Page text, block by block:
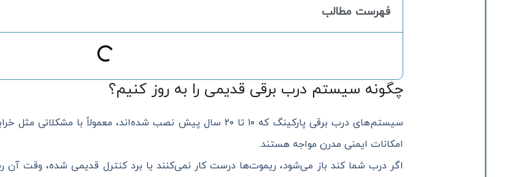
فهرست مطالب
چگونه سیستم درب برقی قدیمی را به روز کنیم؟
سیستم‌های درب برقی پارکینگ که ۱۰ تا ۲۰ سال پیش نصب شده‌اند، معمولاً
امکانات ایمنی مدرن مواجه هستند.
اگر درب شما کند باز می‌شود، ریموت‌ها درست کار نمی‌کنند یا برد کنترل قدیمی شده، وقت آن